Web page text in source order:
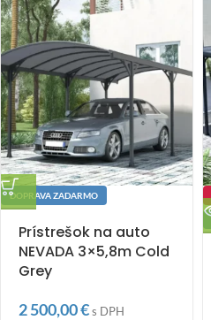
DOPRAVA ZADARMO
Prístrešok na auto
NEVADA 3×5,8m Cold
Grey
2 500,00€s DPH